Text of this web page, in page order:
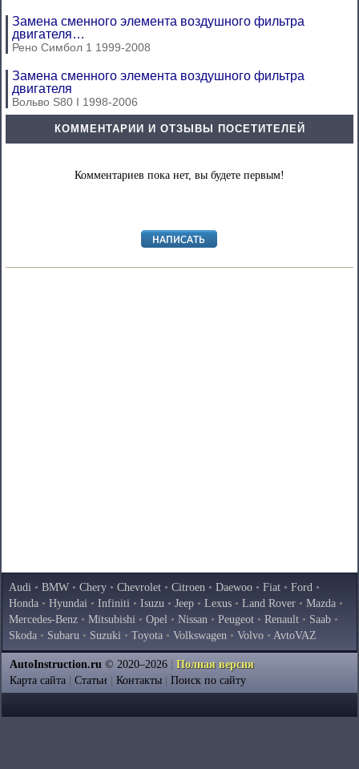
Замена сменного элемента воздушного фильтра
двигателя…
Рено Симбол 1 1999-2008
Замена сменного элемента воздушного фильтра
двигателя
Вольво S80 I 1998-2006
КОММЕНТАРИИ И ОТЗЫВЫ ПОСЕТИТЕЛЕЙ
Комментариев пока нет, вы будете первым!
Audi • BMW • Chery • Chevrolet • Citroen • Daewoo • Fiat • Ford •
Honda • Hyundai • Infiniti • Isuzu • Jeep • Lexus • Land Rover • Mazda •
Mercedes-Benz • Mitsubishi • Opel • Nissan • Peugeot • Renault • Saab •
Skoda • Subaru • Suzuki • Toyota • Volkswagen • Volvo • AvtoVAZ
AutoInstruction.ru © 2020–2026
Полная версия
Карта сайта
Статьи Контакты Поиск по сайту